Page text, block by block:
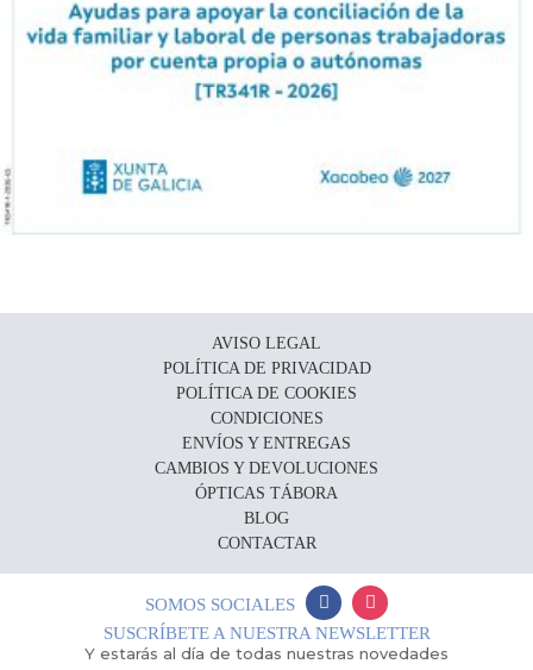
AVISO LEGAL
POLÍTICA DE PRIVACIDAD
POLÍTICA DE COOKIES
CONDICIONES
ENVÍOS Y ENTREGAS
CAMBIOS Y DEVOLUCIONES
ÓPTICAS TÁBORA
BLOG
CONTACTAR
SOMOS SOCIALES
SUSCRÍBETE A NUESTRA NEWSLETTER
Y estarás al día de todas nuestras novedades